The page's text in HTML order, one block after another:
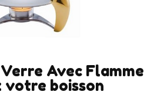
Avec Flamme
votre boisson